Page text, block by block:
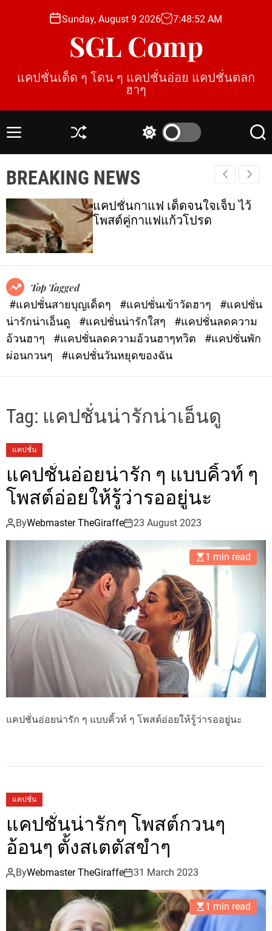
o
Sunday, August 9 2026 7:48:53 AM
SGL Comp
แคปชั่นเด็ด ๆ โดน ๆ แคปชั่นอ่อย แคปชั่นตลก
ฮาๆ
M
u
S
ff
l
e
t
c
c
o
e
S
r
c
h
BREAKING NEWS
แคปชั่นกาแฟ เด็ดจนใจเจ็บ ไว้
โพสต์คู่กาแฟแก้วโปรด
Top Tagged
#แคปชั่นสายบุญเด็ดๆ
#แคปชั่นเข้าวัดฮาๆ
#แคปชั่น
น่ารักน่าเอ็นดู
#แคปชั่นน่ารักใสๆ
#แคปชั่นลดความ
อ้วนฮาๆ
#แคปชั่นลดความอ้วนฮาๆทวิต
#แคปชั่นพัก
ผ่อนกวนๆ
#แคปชั่นวันหยุดของฉัน
Tag: แคปชั่นน่ารักน่าเอ็นดู
แคปชั่น
แคปชั่นอ่อยน่ารัก ๆ แบบคิ้วท์ ๆ
โพสต์อ่อยให้รู้ว่ารออยู่นะ
ByWebmaster TheGiraffe 23 August 2023
1 min read
แคปชั่นอ่อยน่ารัก ๆ แบบคิ้วท์ ๆ โพสต์อ่อยให้รู้ว่ารออยู่นะ
แคปชั่น
แคปชั่นน่ารักๆ โพสต์กวนๆ
อ้อนๆ ตั้งสเตตัสขำๆ
ByWebmaster TheGiraffe 31 March 2023
1 min read